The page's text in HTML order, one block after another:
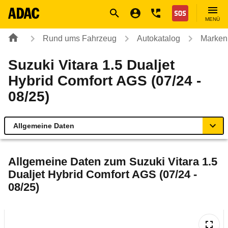
Nothilfe
MENÜ
Rund ums Fahrzeug Autokatalog
Suzuki Vitara 1.5 Dualjet
Hybrid Comfort AGS (07/24 -
08/25)
Allgemeine Daten
Technische Daten
Allgemeine Daten zum Suzuki Vitara 1.5
Dualjet Hybrid Comfort AGS (07/24 -
08/25)